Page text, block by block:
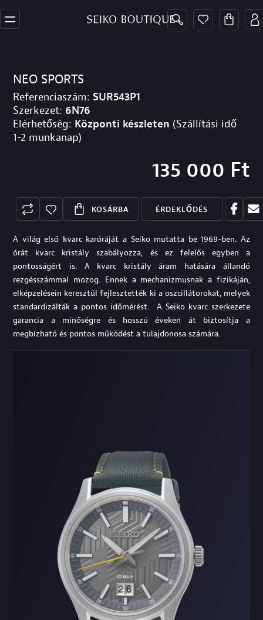
NEO SPORTS
Referenciaszám: SUR543P1
Szerkezet: 6N76
Elérhetőség: Központi készleten (Szállítási idő
1-2 munkanap)
135 000 Ft
KOSÁRBA ÉRDEKLŐDÉS
A világ első kvarc karóráját a Seiko mutatta be 1969-ben. Az
órát kvarc kristály szabályozza, és ez felelős egyben a
pontosságért is. A kvarc kristály áram hatására állandó
rezgésszámmal mozog. Ennek a mechanizmusnak a fizikáján,
elképzelésein keresztül fejlesztették ki a oszcillátorokat, melyek
standardizálták a pontos időmérést. A Seiko kvarc szerkezete
garancia a minőségre és hosszú éveken át biztosítja a
megbízható és pontos működést a tulajdonosa számára.